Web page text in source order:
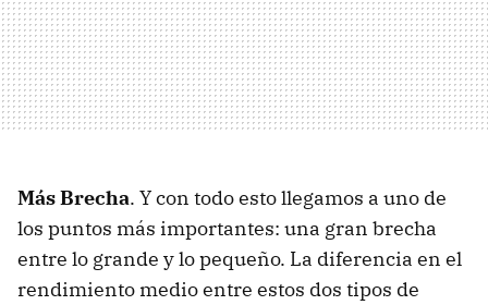
Más Brecha. Y con todo esto llegamos a uno de
los puntos más importantes: una gran brecha
entre lo grande y lo pequeño. La diferencia en el
rendimiento medio entre estos dos tipos de